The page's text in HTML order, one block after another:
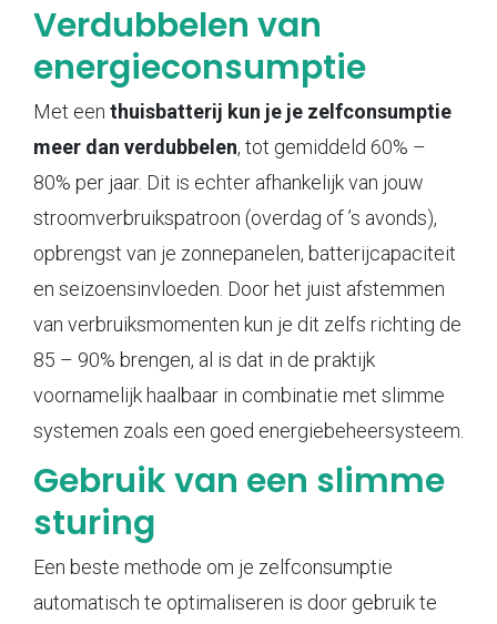
Verdubbelen van
energieconsumptie
Met een thuisbatterij kun je je zelfconsumptie
meer dan verdubbelen, tot gemiddeld 60% –
80% per jaar. Dit is echter afhankelijk van jouw
stroomverbruikspatroon (overdag of ’s avonds),
opbrengst van je zonnepanelen, batterijcapaciteit
en seizoensinvloeden. Door het juist afstemmen
van verbruiksmomenten kun je dit zelfs richting de
85 – 90% brengen, al is dat in de praktijk
voornamelijk haalbaar in combinatie met slimme
systemen zoals een goed energiebeheersysteem.
Gebruik van een slimme
sturing
Een beste methode om je zelfconsumptie
automatisch te optimaliseren is door gebruik te